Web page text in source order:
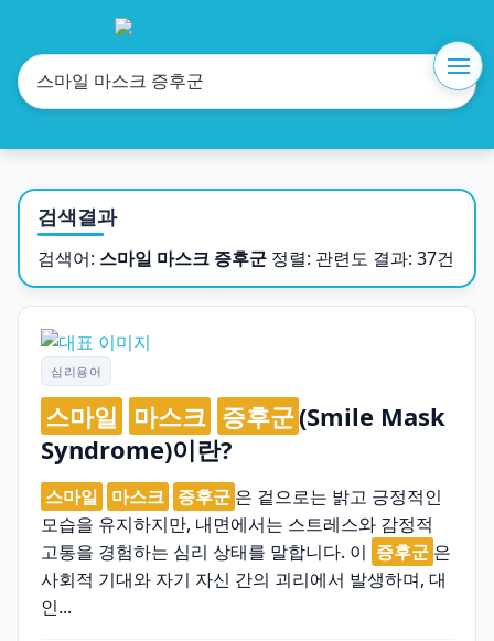
검색결과
검색어: 스마일 마스크 증후군 정렬: 관련도 결과: 37건
심리용어
스마일 마스크 증후군(Smile Mask
Syndrome)이란?
스마일 마스크 증후군 은 겉으로는 밝고 긍정적인
모습을 유지하지만, 내면에서는 스트레스와 감정적
고통을 경험하는 심리 상태를 말합니다. 이 증후군 은
사회적 기대와 자기 자신 간의 괴리에서 발생하며, 대
인...